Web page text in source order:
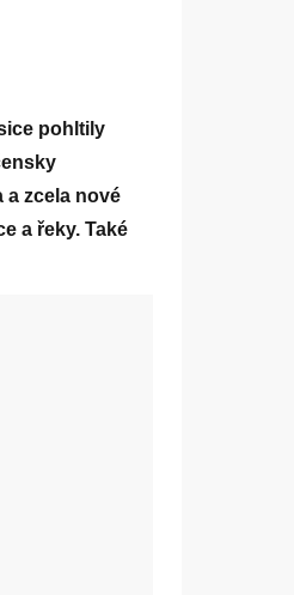
pohltily
a zcela nové
a řeky. Také